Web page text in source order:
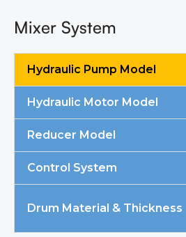
Mixer System
Hydraulic Pump Model
Hydraulic Motor Model
Reducer Model
Control System
Drum Material & Thickness